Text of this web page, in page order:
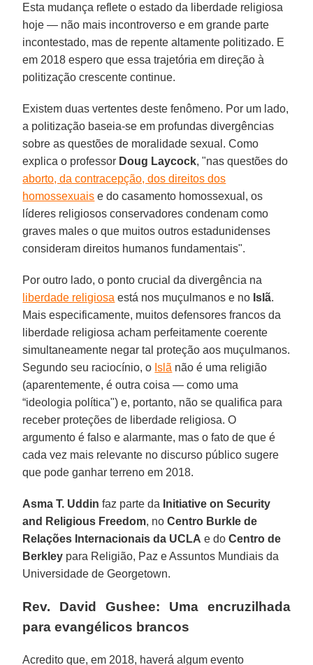
Esta mudança reflete o estado da liberdade religiosa
hoje — não mais incontroverso e em grande parte
incontestado, mas de repente altamente politizado. E
em 2018 espero que essa trajetória em direção à
politização crescente continue.
Existem duas vertentes deste fenômeno. Por um lado,
a politização baseia-se em profundas divergências
sobre as questões de moralidade sexual. Como
explica o professor Doug Laycock, "nas questões do
aborto, da contracepção, dos direitos dos
homossexuais e do casamento homossexual, os
líderes religiosos conservadores condenam como
graves males o que muitos outros estadunidenses
consideram direitos humanos fundamentais".
Por outro lado, o ponto crucial da divergência na
liberdade religiosa está nos muçulmanos e no Islã.
Mais especificamente, muitos defensores francos da
liberdade religiosa acham perfeitamente coerente
simultaneamente negar tal proteção aos muçulmanos.
Segundo seu raciocínio, o Islã não é uma religião
(aparentemente, é outra coisa — como uma
“ideologia política") e, portanto, não se qualifica para
receber proteções de liberdade religiosa. O
argumento é falso e alarmante, mas o fato de que é
cada vez mais relevante no discurso público sugere
que pode ganhar terreno em 2018.
Asma T. Uddin faz parte da Initiative on Security
and Religious Freedom, noCentro Burkle de
Relações Internacionais da UCLA e doCentro de
Berkley para Religião, Paz e Assuntos Mundiais da
Universidade de Georgetown.
Rev. David Gushee: Uma encruzilhada
para evangélicos brancos
Acredito que, em 2018, haverá algum evento